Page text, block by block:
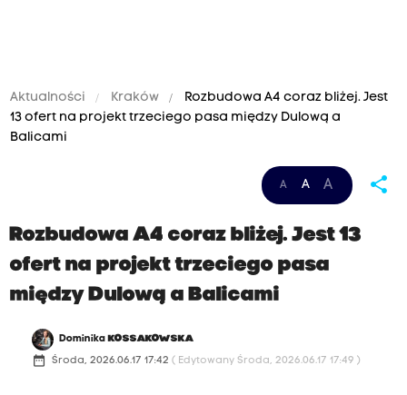
Aktualności Kraków
Rozbudowa A4 coraz bliżej. Jest
13 ofert na projekt trzeciego pasa między Dulową a
Balicami
A A A share
Rozbudowa A4 coraz bliżej. Jest 13
ofert na projekt trzeciego pasa
między Dulową a Balicami
Dominika KOSSAKOWSKA
date_range Środa, 2026.06.17 17:42 ( Edytowany Środa, 2026.06.17 17:49 )